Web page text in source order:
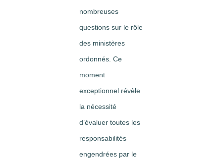
nombreuses
questions sur le rôle
des ministères
ordonnés. Ce
moment
exceptionnel révèle
la nécessité
d’évaluer toutes les
responsabilités
engendrées par le